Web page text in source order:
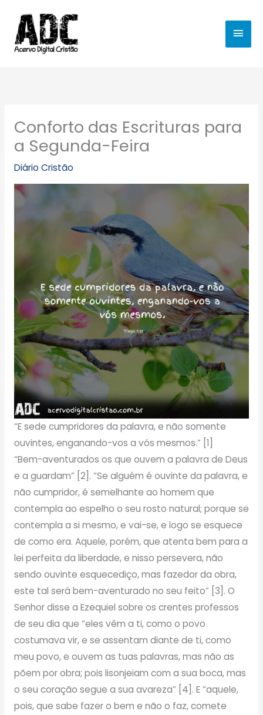
para
conteúdo
Conforto das Escrituras para
a Segunda-Feira
Diário Cristão
“E sede cumpridores da palavra, e não somente
ouvintes, enganando-vos a vós mesmos.” [1]
“Bem-aventurados os que ouvem a palavra de Deus
e a guardam” [2]. “Se alguém é ouvinte da palavra, e
não cumpridor, é semelhante ao homem que
contempla ao espelho o seu rosto natural; porque se
contempla a si mesmo, e vai-se, e logo se esquece
de como era. Aquele, porém, que atenta bem para a
lei perfeita da liberdade, e nisso persevera, não
sendo ouvinte esquecediço, mas fazedor da obra,
este tal será bem-aventurado no seu feito” [3]. O
Senhor disse a Ezequiel sobre os crentes professos
de seu dia que “eles vêm a ti, como o povo
costumava vir, e se assentam diante de ti, como
meu povo, e ouvem as tuas palavras, mas não as
põem por obra; pois lisonjeiam com a sua boca, mas
o seu coração segue a sua avareza” [4]. E “aquele,
pois, que sabe fazer o bem e não o faz, comete